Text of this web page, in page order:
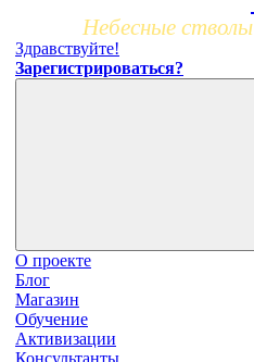
Небесные стволы
Здравствуйте!
Зарегистрироваться?
О проекте
Блог
Магазин
Обучение
Активизации
Консультанты